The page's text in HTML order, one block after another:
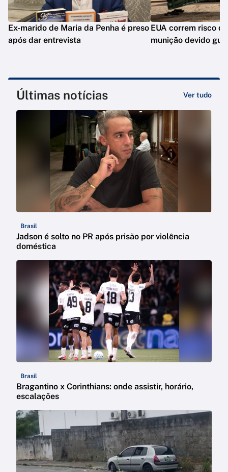
Ex-marido de Maria da Penha é preso
após dar entrevista
EUA correm risco
munição devido
Últimas notícias Ver tudo
Brasil
Jadson é solto no PR após prisão por violência
doméstica
Brasil
Bragantino x Corinthians: onde assistir, horário,
escalações